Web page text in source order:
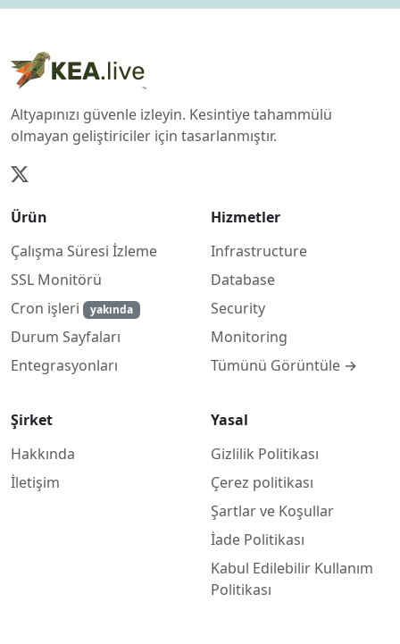
Altyapınızı güvenle izleyin. Kesintiye tahammülü
olmayan geliştiriciler için tasarlanmıştır.
Ürün
Çalışma Süresi İzleme
SSL Monitörü
Cron işleri
yakında
Durum Sayfaları
Entegrasyonları
Hizmetler
Infrastructure
Database
Security
Monitoring
Tümünü Görüntüle →
Şirket
Hakkında
İletişim
Yasal
Gizlilik Politikası
Çerez politikası
Şartlar ve Koşullar
İade Politikası
Kabul Edilebilir Kullanım
Politikası